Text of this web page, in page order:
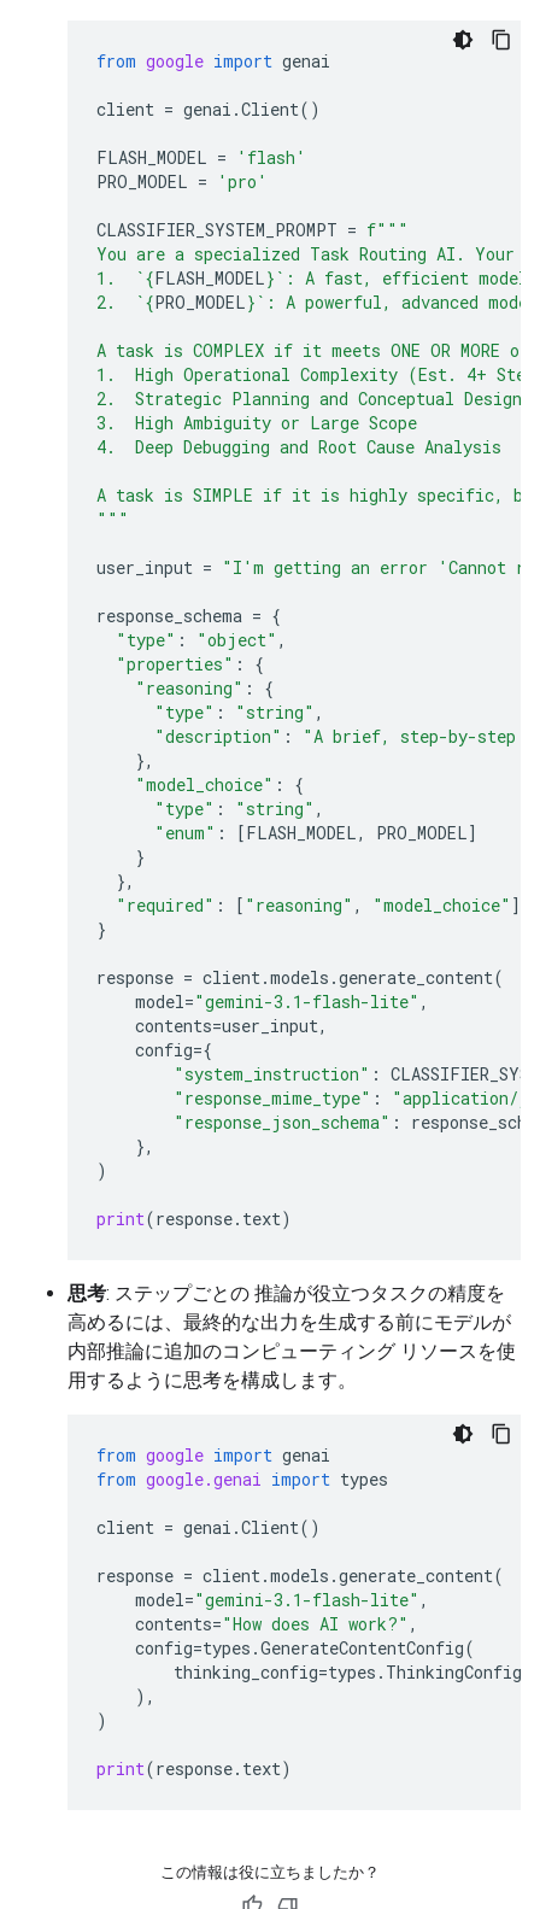
from google import genai
client = genai .Client()
FLASH_MODEL =
'flash'
PRO_MODEL = 'pro'
CLASSIFIER_SYSTEM_PROMPT = f"""
You are a specialized Task Routing AI.
1.  `{FLASH_MODEL} `: A fast, efficient model
2.  `{PRO_MODEL} `: A powerful, advanced
A task is COMPLEX if it meets ONE OR
1.  High Operational Complexity (Est. 4+
2.  Strategic Planning and Conceptual Design
3.  High Ambiguity or Large Scope
4.  Deep Debugging and Root Cause Analysis
A task is SIMPLE if it is highly specific,
"""
user_input = "I'm getting an error 'Cannot
response_schema = {
"type" : "object" ,
"properties" :
{
"reasoning" :
{
"type" : "string" ,
"description" :
"A brief, step-by-step
},
"model_choice" :
{
"type" : "string" ,
"enum" : [FLASH_MODEL, PRO_MODEL]
}
},
"required" : [ "reasoning" , "model_choice" ]
}
response = client.models .generate_content(
model="gemini-3.1-flash-lite" ,
contents=user_input,
config={
"system_instruction" :
"response_mime_type" :
"application/
"response_json_schema" :
},
)
print(response. text)
思考: ステップごとの 推論が役立つタスクの精度を
高めるには、最終的な出力を生成する前にモデルが
内部推論に追加のコンピューティング リソースを使
用するように思考を構成します。
from google import genai
from google.genai import types
client = genai .Client()
response = client.models .generate_content(
model="gemini-3.1-flash-lite" ,
contents="How does AI work?" ,
config=types .GenerateContentConfig(
thinking_config=types . ThinkingConfig
),
)
print(response. text)
この情報は役に立ちましたか？